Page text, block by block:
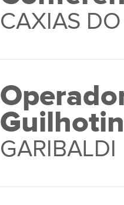
CAXIAS
GARIBALDI